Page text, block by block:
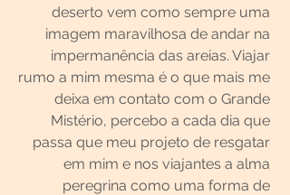
deserto vem como sempre uma
imagem maravilhosa de andar na
impermanência das areias. Viajar
rumo a mim mesma é o que mais me
deixa em contato com o Grande
Mistério, percebo a cada dia que
passa que meu projeto de resgatar
em mim e nos viajantes a alma
peregrina como uma forma de